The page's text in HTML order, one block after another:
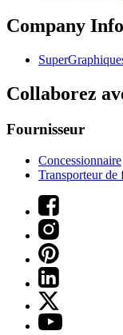
Company Info
Collaborez
Fournisseur
Concessionnaire
Transporteur